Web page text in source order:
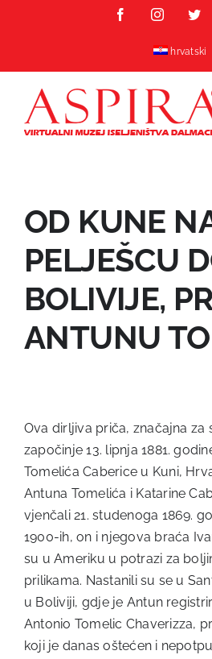
FacebookInstagram
hrvatski
OD KUNE
PELJEŠCU
BOLIVIJE,
ANTUNU
Ova dirljiva priča, značajna za
započinje 13. lipnja 1881.
Tomelića Caberice u Kuni,
Antuna Tomelića i Katarine
vjenčali 21. studenoga 1869.
1900-ih, on i njegova braća
su u Ameriku u potrazi za
prilikama. Nastanili su se u
u Boliviji, gdje je Antun
Antonio Tomelic Chaverizza,
koji je danas oštećen i